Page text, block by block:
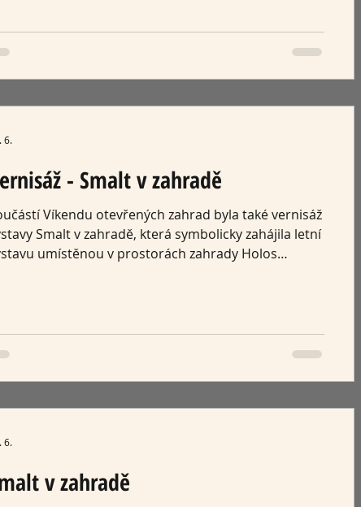
autora, cit pro detail i radost z poctivého
Děkujeme všem, kteří si našli čas a přišli s
- Smalt v zahradě
Víkendu otevřených zahrad byla také vernisáž
Smalt v zahradě, která symbolicky zahájila letní
umístěnou v prostorách zahrady Holos
atmosféře zahrady. Spojení smaltu, zeleně a
prostoru vytvořilo prostředí, ve kterém
6.
v zahradě
6.